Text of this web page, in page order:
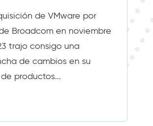
de VMware por
Broadcom en noviembre
trajo consigo una
de cambios en su
productos...